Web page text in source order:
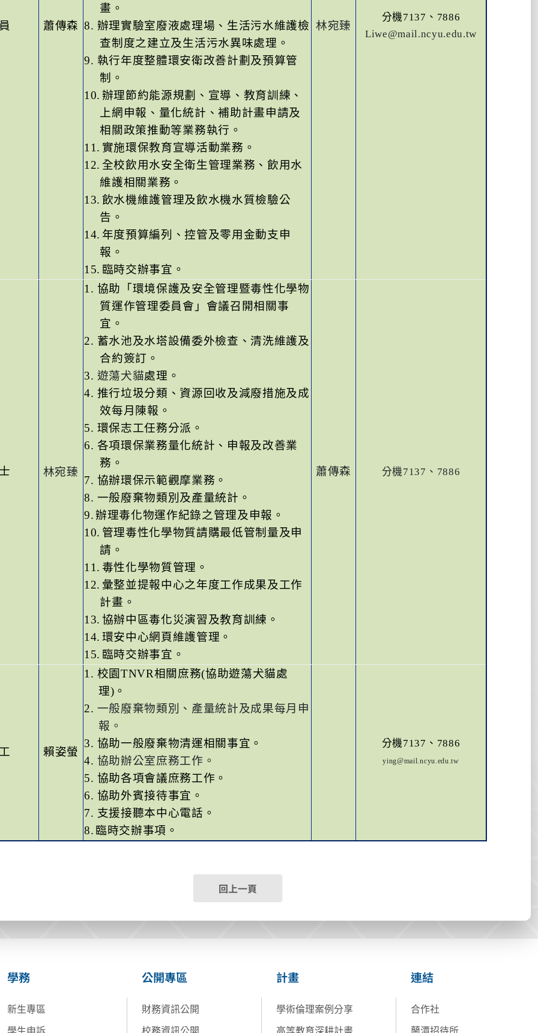
蕭傳森
畫。
8. 辦理實驗室廢液處理場、生活污水維護檢
查制度之建立及生活污水異味處理。
9. 執行年度整體環安衛改善計劃及預算管
制。
10. 辦理節約能源規劃、宣導、教育訓練、
上網申報、量化統計、補助計畫申請及
相關政策推動等業務執行。
11. 實施環保教育宣導活動業務。
12. 全校飲用水安全衛生管理業務、飲用水
維護相關業務。
13. 飲水機維護管理及飲水機水質檢驗公
告。
14. 年度預算編列、控管及零用金動支申
報。
15. 臨時交辦事宜。
林宛臻
分機7137 、 7886
Liwe@mail.ncyu.edu.tw
林宛臻
1. 協助「環境保護及安全管理暨毒性化學物
質運作管理委員會」會議召開相關事
宜。
2. 蓄水池及水塔設備委外檢查、清洗維護及
合約簽訂。
3. 遊蕩犬貓處理。
4. 推行垃圾分類、資源回收及減廢措施及成
效每月陳報。
5. 環保志工任務分派。
6. 各項環保業務量化統計、申報及改善業
務。
7. 協辦環保示範觀摩業務。
8. 一般廢棄物類別及產量統計。
9.辦理毒化物運作紀錄之管理及申報。
10. 管理毒性化學物質請購最低管制量及申
請。
11. 毒性化學物質管理。
12. 彙整並提報中心之年度工作成果及工作
計畫。
13. 協辦中區毒化災演習及教育訓練。
14. 環安中心網頁維護管理。
15. 臨時交辦事宜。
蕭傳森 分機7137 、 7886
賴姿螢
1. 校園TNVR相關庶務(協助遊蕩犬貓處
理)。
2. 一般廢棄物類別、產量統計及成果每月申
報。
3. 協助一般廢棄物清運相關事宜。
4. 協助辦公室庶務工作。
5. 協助各項會議庶務工作。
6. 協助外賓接待事宜。
7. 支援接聽本中心電話。
8. 臨時交辦事項。
分機7137 、 7886
ying@mail.ncyu.edu.tw
回上一頁
學務
新生專區
學生申訴
公開專區
財務資訊公開
校務資訊公開
計畫
學術倫理案例分享
高等教育深耕計畫
連結
合作社
蘭潭招待所